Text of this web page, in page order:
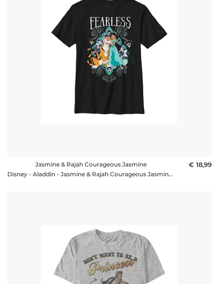
Jasmine & Rajah Courageous Jasmine
Disney - Aladdin - Jasmine & Rajah Courageous Jasmine - Kinder T-Shirt
€ 18,99